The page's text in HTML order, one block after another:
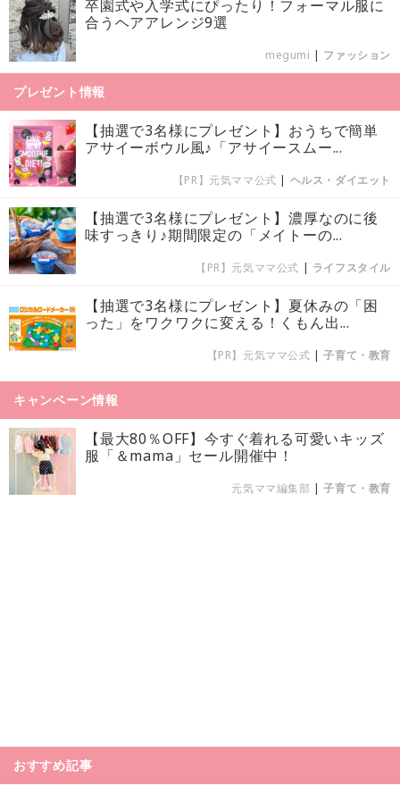
卒園式や入学式にぴったり！フォーマル服に
合うヘアアレンジ9選
megumi | ファッション
プレゼント情報
【抽選で3名様にプレゼント】おうちで簡単
アサイーボウル風♪「アサイースムー...
【PR】元気ママ公式 | ヘルス・ダイエット
【抽選で3名様にプレゼント】濃厚なのに後
味すっきり♪期間限定の「メイトーの...
【PR】元気ママ公式 | ライフスタイル
【抽選で3名様にプレゼント】夏休みの「困
った」をワクワクに変える！くもん出...
【PR】元気ママ公式 |子育て・教育
キャンペーン情報
【最大80％OFF】今すぐ着れる可愛いキッズ
服「＆mama」セール開催中！
元気ママ編集部 |子育て・教育
おすすめ記事